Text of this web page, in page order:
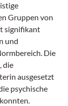
Gruppen von
signifikant
und
Die
die
ausgesetzt
psychische